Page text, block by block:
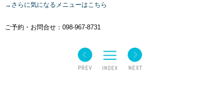
→さらに気になるメニューはこちら
ご予約・お問合せ：098-967-8731